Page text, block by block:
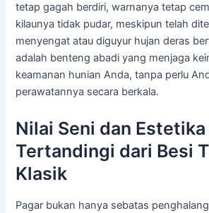
tetap gagah berdiri, warnanya tetap
kilaunya tidak pudar, meskipun telah
menyengat atau diguyur hujan deras
adalah benteng abadi yang menjaga
keamanan hunian Anda, tanpa perlu
perawatannya secara berkala.
Nilai Seni dan Estetika
Tertandingi dari Besi
Klasik
Pagar bukan hanya sebatas